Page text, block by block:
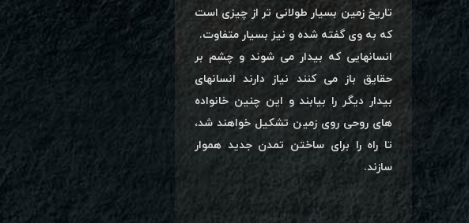
تاریخ زمین بسیار طولانی تر از چیزی است
که به وی گفته شده و نیز بسیار متفاوت.
انسانهایی که بیدار می شوند و چشم بر
حقایق باز می کنند نیاز دارند انسانهای
بیدار دیگر را بیابند و این چنین خانواده
های روحی روی زمین تشکیل خواهند شد،
تا راه را برای ساختن تمدن جدید هموار
سازند.